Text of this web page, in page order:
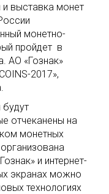
выставка монет
монетно-
пройдет в
АО «Гознак»
2017»,
будут
отчеканены на
монетных
и интернет-
экранах можно
технологиях